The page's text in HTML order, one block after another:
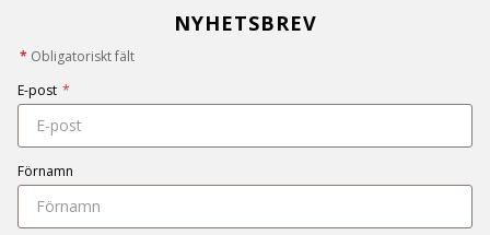
NYHETSBREV
* Obligatoriskt fält
E-post *
Förnamn